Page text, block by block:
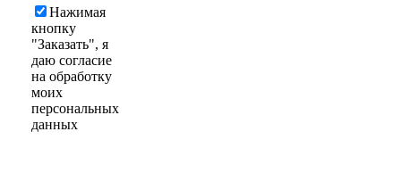
Нажимая
кнопку
"Заказать", я
даю согласие
на обработку
моих
персональных
данных